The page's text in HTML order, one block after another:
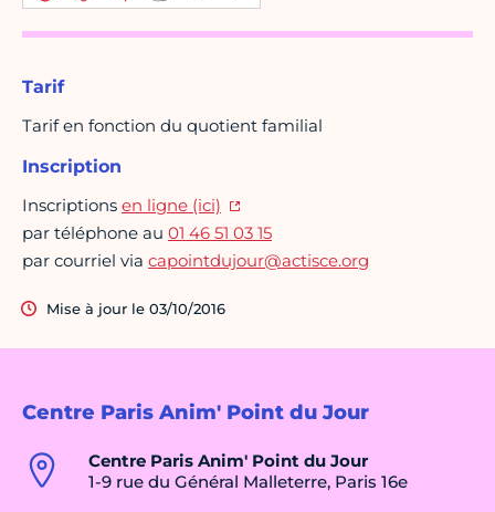
Centre Paris Anim' Point du Jour
Centre Paris Anim' Point du Jour
1-9 rue du Général Malleterre, Paris 16e
Tarif
Tarif en fonction du quotient familial
Inscription
Inscriptions en ligne (ici)
par téléphone au 01 46 51 03 15
par courriel via capointdujour@actisce.org
Mise à jour le 03/10/2016